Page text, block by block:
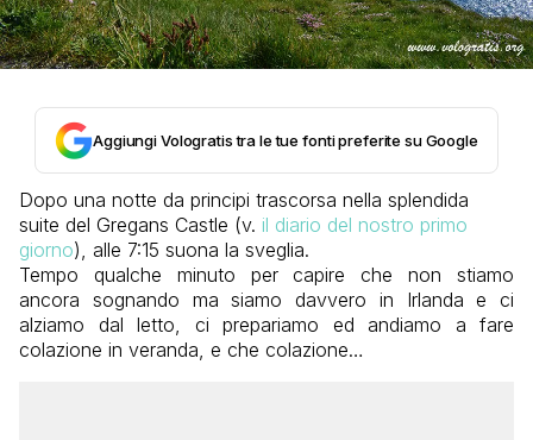
Aggiungi Vologratis tra le tue fonti preferite su Google
Dopo una notte da principi trascorsa nella splendida
suite del Gregans Castle (v. il diario del nostro primo
giorno), alle 7:15 suona la sveglia.
Tempo qualche minuto per capire che non stiamo
ancora sognando ma siamo davvero in Irlanda e ci
alziamo dal letto, ci prepariamo ed andiamo a fare
colazione in veranda, e che colazione…